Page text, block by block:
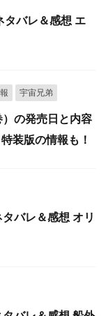
バレ＆感想 エ
宇宙兄弟
の発売日と内容
装版の情報も！
バレ＆感想 オリ